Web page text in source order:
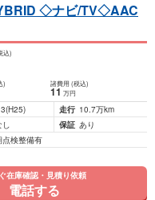
◇ナビ/TV◇AAC
込)
) 諸費用 (税込)
11 万円
(H25) 走行 10.7万km
し 保証 あり
点検整備有
在庫確認・見積り依頼
電話する